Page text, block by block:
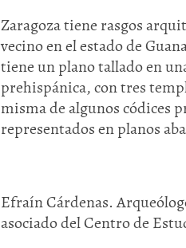
Zaragoza tiene rasgos
vecino en el estado de
tiene un plano tallado en
prehispánica, con tres
misma de algunos códices
representados en planos
Efraín Cárdenas.
asociado del Centro de